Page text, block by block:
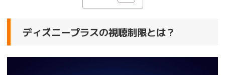
ディズニープラスの視聴制限とは？